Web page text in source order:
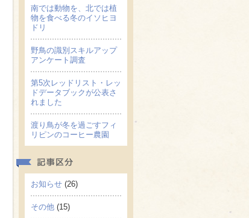
南では動物を、北では植
物を食べる冬のイソヒヨ
ドリ
野鳥の識別スキルアップ
アンケート調査
第5次レッドリスト・レッ
ドデータブックが公表さ
れました
渡り鳥が冬を過ごすフィ
リピンのコーヒー農園
お知らせ (26)
その他 (15)